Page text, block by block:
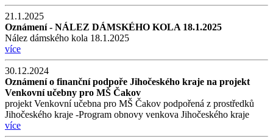
21.1.2025
Oznámení - NÁLEZ DÁMSKÉHO KOLA 18.1.2025
Nález dámského kola 18.1.2025
více
30.12.2024
Oznámení o finanční podpoře Jihočeského kraje na projekt
Venkovní učebny pro MŠ Čakov
projekt Venkovní učebna pro MŠ Čakov podpořená z prostředků
Jihočeského kraje -Program obnovy venkova Jihočeského kraje
více